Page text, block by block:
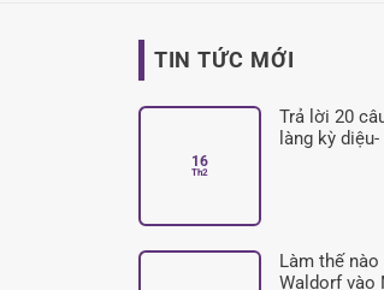
TIN TỨC MỚI
16
Th2
Trả lời 20
làng kỳ
20
câu
Làm thế
Waldorf vào